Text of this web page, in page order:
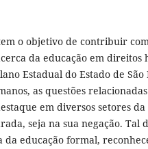
o objetivo de contribuir
da educação em
Estadual do Estado de
as questões
em diversos setores
seja na sua negação. Tal
educação formal,